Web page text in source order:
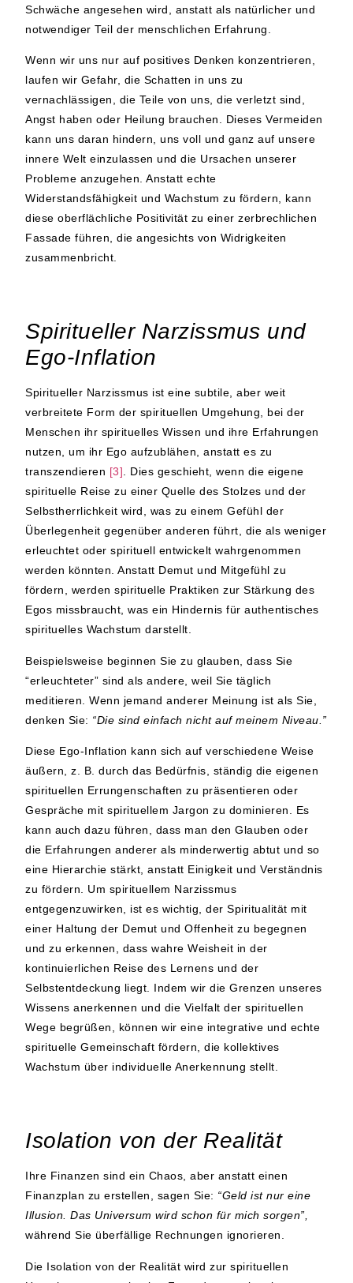
Schwäche angesehen wird, anstatt als natürlicher und
notwendiger Teil der menschlichen Erfahrung.
Wenn wir uns nur auf positives Denken konzentrieren,
laufen wir Gefahr, die Schatten in uns zu
vernachlässigen, die Teile von uns, die verletzt sind,
Angst haben oder Heilung brauchen. Dieses Vermeiden
kann uns daran hindern, uns voll und ganz auf unsere
innere Welt einzulassen und die Ursachen unserer
Probleme anzugehen. Anstatt echte
Widerstandsfähigkeit und Wachstum zu fördern, kann
diese oberflächliche Positivität zu einer zerbrechlichen
Fassade führen, die angesichts von Widrigkeiten
zusammenbricht.
Spiritueller Narzissmus und
Ego-Inflation
Spiritueller Narzissmus ist eine subtile, aber weit
verbreitete Form der spirituellen Umgehung, bei der
Menschen ihr spirituelles Wissen und ihre Erfahrungen
nutzen, um ihr Ego aufzublähen, anstatt es zu
transzendieren [3]. Dies geschieht, wenn die eigene
spirituelle Reise zu einer Quelle des Stolzes und der
Selbstherrlichkeit wird, was zu einem Gefühl der
Überlegenheit gegenüber anderen führt, die als weniger
erleuchtet oder spirituell entwickelt wahrgenommen
werden könnten. Anstatt Demut und Mitgefühl zu
fördern, werden spirituelle Praktiken zur Stärkung des
Egos missbraucht, was ein Hindernis für authentisches
spirituelles Wachstum darstellt.
Beispielsweise beginnen Sie zu glauben, dass Sie
“erleuchteter” sind als andere, weil Sie täglich
meditieren. Wenn jemand anderer Meinung ist als Sie,
denken Sie: “Die sind einfach nicht auf meinem Niveau.”
Diese Ego-Inflation kann sich auf verschiedene Weise
äußern, z. B. durch das Bedürfnis, ständig die eigenen
spirituellen Errungenschaften zu präsentieren oder
Gespräche mit spirituellem Jargon zu dominieren. Es
kann auch dazu führen, dass man den Glauben oder
die Erfahrungen anderer als minderwertig abtut und so
eine Hierarchie stärkt, anstatt Einigkeit und Verständnis
zu fördern. Um spirituellem Narzissmus
entgegenzuwirken, ist es wichtig, der Spiritualität mit
einer Haltung der Demut und Offenheit zu begegnen
und zu erkennen, dass wahre Weisheit in der
kontinuierlichen Reise des Lernens und der
Selbstentdeckung liegt. Indem wir die Grenzen unseres
Wissens anerkennen und die Vielfalt der spirituellen
Wege begrüßen, können wir eine integrative und echte
spirituelle Gemeinschaft fördern, die kollektives
Wachstum über individuelle Anerkennung stellt.
Isolation von der Realität
Ihre Finanzen sind ein Chaos, aber anstatt einen
Finanzplan zu erstellen, sagen Sie: “Geld ist nur eine
Illusion. Das Universum wird schon für mich sorgen”,
während Sie überfällige Rechnungen ignorieren.
Die Isolation von der Realität wird zur spirituellen